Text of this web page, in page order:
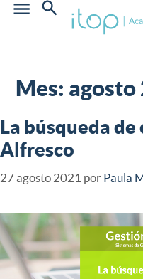
Mes: agosto
La búsqueda
Alfresco
27 agosto 2021 por Paula